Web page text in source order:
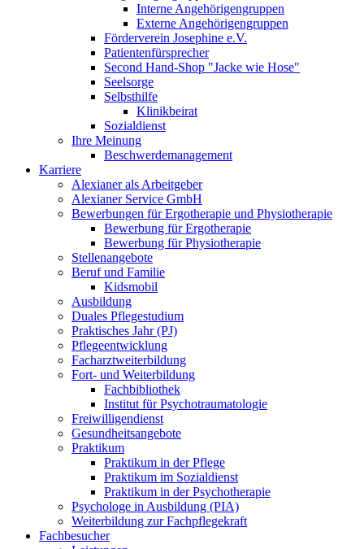
Interne Angehörigengruppen
Externe Angehörigengruppen
Förderverein Josephine e.V.
Patientenfürsprecher
Second Hand-Shop "Jacke wie Hose"
Seelsorge
Selbsthilfe
Klinikbeirat
Sozialdienst
Ihre Meinung
Beschwerdemanagement
Karriere
Alexianer als Arbeitgeber
Alexianer Service GmbH
Bewerbungen für Ergotherapie und Physiotherapie
Bewerbung für Ergotherapie
Bewerbung für Physiotherapie
Stellenangebote
Beruf und Familie
Kidsmobil
Ausbildung
Duales Pflegestudium
Praktisches Jahr (PJ)
Pflegeentwicklung
Facharztweiterbildung
Fort- und Weiterbildung
Fachbibliothek
Institut für Psychotraumatologie
Freiwilligendienst
Gesundheitsangebote
Praktikum
Praktikum in der Pflege
Praktikum im Sozialdienst
Praktikum in der Psychotherapie
Psychologe in Ausbildung (PIA)
Weiterbildung zur Fachpflegekraft
Fachbesucher